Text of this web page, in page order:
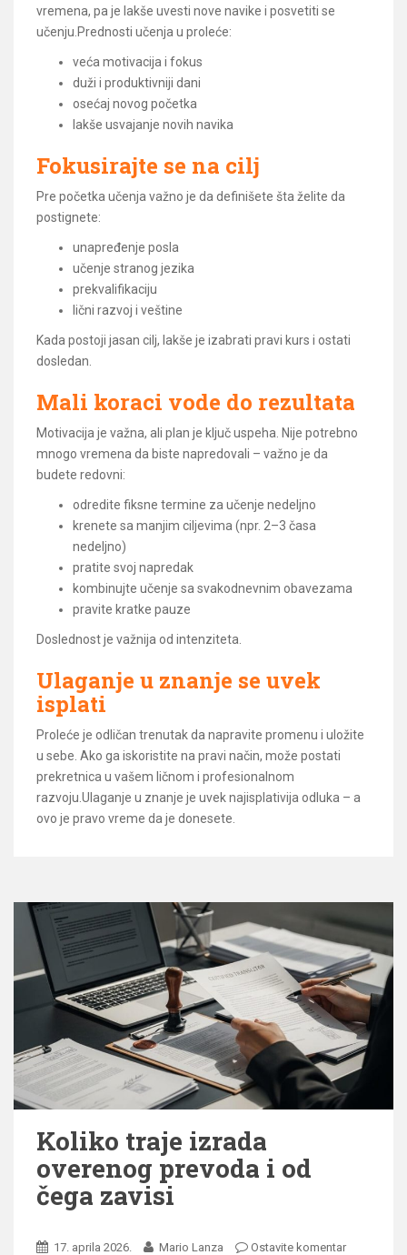
vremena, pa je lakše uvesti nove navike i posvetiti se
učenju.Prednosti učenja u proleće:
veća motivacija i fokus
duži i produktivniji dani
osećaj novog početka
lakše usvajanje novih navika
Fokusirajte se na cilj
Pre početka učenja važno je da definišete šta želite da
postignete:
unapređenje posla
učenje stranog jezika
prekvalifikaciju
lični razvoj i veštine
Kada postoji jasan cilj, lakše je izabrati pravi kurs i ostati
dosledan.
Mali koraci vode do rezultata
Motivacija je važna, ali plan je ključ uspeha. Nije potrebno
mnogo vremena da biste napredovali – važno je da
budete redovni:
odredite fiksne termine za učenje nedeljno
krenete sa manjim ciljevima (npr. 2–3 časa
nedeljno)
pratite svoj napredak
kombinujte učenje sa svakodnevnim obavezama
pravite kratke pauze
Doslednost je važnija od intenziteta.
Ulaganje u znanje se uvek
isplati
Proleće je odličan trenutak da napravite promenu i uložite
u sebe. Ako ga iskoristite na pravi način, može postati
prekretnica u vašem ličnom i profesionalnom
razvoju.Ulaganje u znanje je uvek najisplativija odluka – a
ovo je pravo vreme da je donesete.
Koliko traje izrada
overenog prevoda i od
čega zavisi
17. aprila 2026. Mario Lanza Ostavite komentar